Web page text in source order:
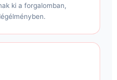
ki a forgalomban,